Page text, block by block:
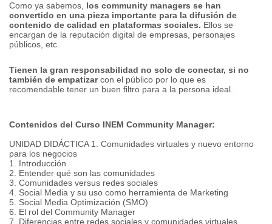
Como ya sabemos, los community managers se han
convertido en una pieza importante para la difusión de
contenido de calidad en plataformas sociales. Ellos se
encargan de la reputación digital de empresas, personajes
públicos, etc.
Tienen la gran responsabilidad no solo de conectar, si no
también de empatizarcon el público por lo que es
recomendable tener un buen filtro para a la persona ideal.
Contenidos del Curso INEM Community Manager:
UNIDAD DIDÁCTICA 1. Comunidades virtuales y nuevo entorno
para los negocios
1. Introducción
2. Entender qué son las comunidades
3. Comunidades versus redes sociales
4. Social Media y su uso como herramienta de Marketing
5. Social Media Optimización (SMO)
6. El rol del Community Manager
7. Diferencias entre redes sociales y comunidades virtuales